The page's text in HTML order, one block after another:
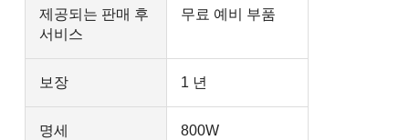
제공되는 판매 후
서비스
무료 예비 부품
보장 1 년
명세 800W